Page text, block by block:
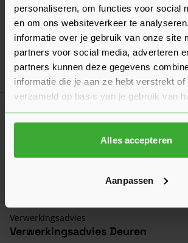
personaliseren, om functies voor social
en om ons websiteverkeer te
informatie over je gebruik van onze site
partners voor social media, adverteren
partners kunnen deze gegevens
informatie die je aan ze hebt verstrekt of
verzameld op basis van je gebruik van
Alles accepteren
Aanpassen
De draairichting van een deur
Moet je de draairichting van je nieuwe deur
leggen hier uit hoe je de draairichting kunt
Laatst gewijzigd: Februari 2026
Leestijd: 2 minuten
Een deur opmeten: hoe doe je
Het opmeten moet nauwkeurig gebeuren.
je zowel een opdekdeur als stompe deur
Verwerkingsadvies
Verwerkingsadvies Deuren